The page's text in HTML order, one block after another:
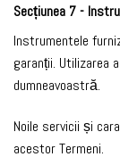
Secțiunea 7 -
Instrumentele
garanții. Utilizarea
dumneavoastră.
Noile servicii și
acestor Termeni.